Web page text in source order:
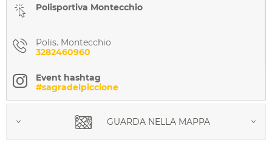
Polisportiva Montecchio
Polis. Montecchio
3282460960
Event hashtag
#sagradelpiccione
GUARDA NELLA MAPPA